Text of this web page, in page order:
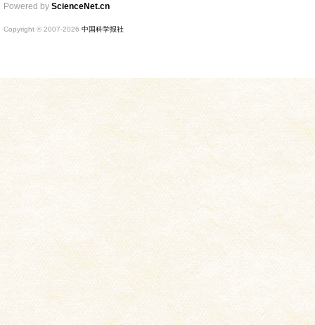
Powered by ScienceNet.cn
Copyright © 2007-2026 中国科学报社